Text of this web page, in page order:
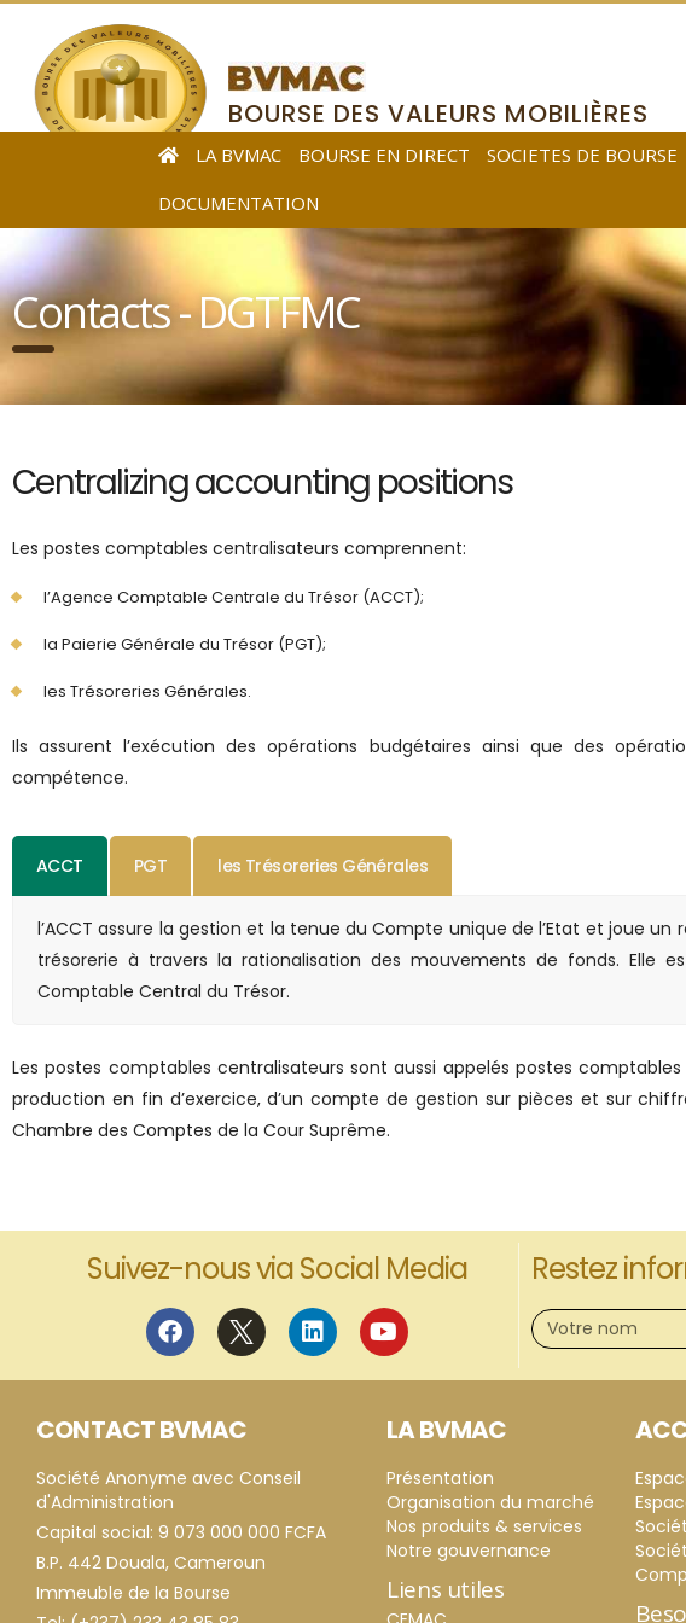
BOURSE DES VALEURS MOBILIÈRES
DE L’AFRIQUE CENTRALE
LA BVMAC BOURSE EN DIRECT SOCIETES DE BOURSE
DOCUMENTATION
Contacts - DGTFMC
Centralizing accounting positions
Les postes comptables centralisateurs comprennent:
l’Agence Comptable Centrale du Trésor (ACCT);
la Paierie Générale du Trésor (PGT);
les Trésoreries Générales.
Ils assurent l’exécution des opérations budgétaires ainsi que des
compétence.
ACCT PGT les Trésoreries Générales
l’ACCT assure la gestion et la tenue du Compte unique de l’Etat et joue un
trésorerie à travers la rationalisation des mouvements de fonds. Elle
Comptable Central du Trésor.
Les postes comptables centralisateurs sont aussi appelés postes
production en fin d’exercice, d’un compte de gestion sur pièces et sur
Chambre des Comptes de la Cour Suprême.
Suivez-nous via Social Media Restez
CONTACT BVMAC
Société Anonyme avec Conseil
d'Administration
Capital social: 9 073 000 000 FCFA
B.P. 442 Douala, Cameroun
Immeuble de la Bourse
LA BVMAC
Présentation
Organisation du marché
Nos produits & services
Notre gouvernance
Liens utiles